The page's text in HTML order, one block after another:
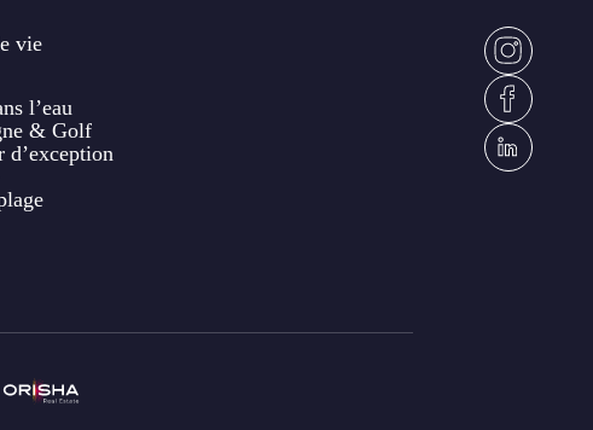
vie
l’eau
& Golf
d’exception